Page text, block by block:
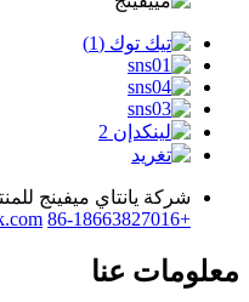
شركة يانتاي ميفينج
+86-18663827016
معلومات عنا